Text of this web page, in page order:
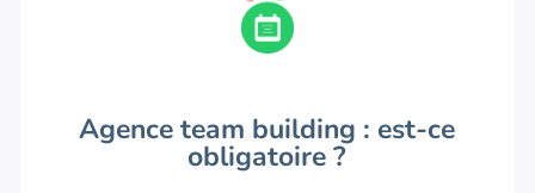
Agence team building : est-ce
obligatoire ?